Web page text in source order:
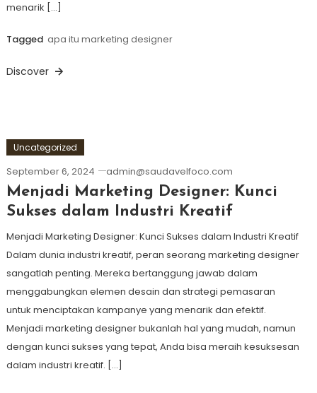
menarik […]
Tagged apa itu marketing designer
Discover
Uncategorized
September 6, 2024 admin@saudavelfoco.com
Menjadi Marketing Designer: Kunci
Sukses dalam Industri Kreatif
Menjadi Marketing Designer: Kunci Sukses dalam Industri Kreatif
Dalam dunia industri kreatif, peran seorang marketing designer
sangatlah penting. Mereka bertanggung jawab dalam
menggabungkan elemen desain dan strategi pemasaran
untuk menciptakan kampanye yang menarik dan efektif.
Menjadi marketing designer bukanlah hal yang mudah, namun
dengan kunci sukses yang tepat, Anda bisa meraih kesuksesan
dalam industri kreatif. […]